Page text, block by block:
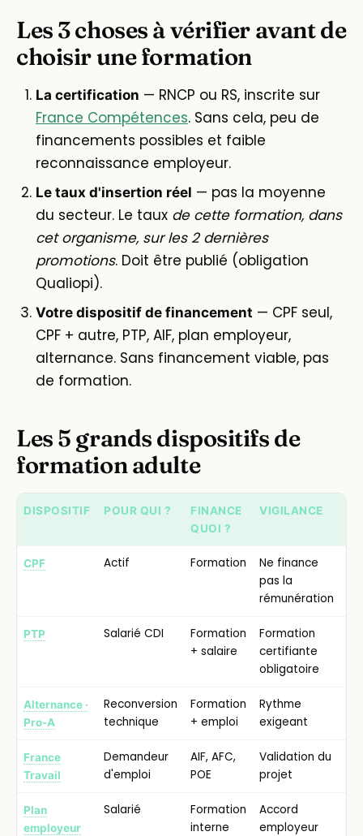
Les 3 choses à vérifier avant de
choisir une formation
La certification — RNCP ou RS, inscrite sur
France Compétences. Sans cela, peu de
financements possibles et faible
reconnaissance employeur.
Le taux d'insertion réel — pas la moyenne
du secteur. Le taux de cette formation, dans
cet organisme, sur les 2 dernières
promotions. Doit être publié (obligation
Qualiopi).
Votre dispositif de financement — CPF seul,
CPF + autre, PTP, AIF, plan employeur,
alternance. Sans financement viable, pas
de formation.
Les 5 grands dispositifs de
formation adulte
DISPOSITIF POUR QUI ?
FINANCE
QUOI ?
VIGILANCE
CPF Actif Formation
Ne finance
pas la
rémunération
PTP Salarié CDI
Formation
+ salaire
Formation
certifiante
obligatoire
Alternance ·
Pro-A
Reconversion
technique
Formation
+ emploi
Rythme
exigeant
France
Travail
Demandeur
d'emploi
AIF, AFC,
POE
Validation du
projet
Plan
employeur
Salarié
Formation
interne
Accord
employeur